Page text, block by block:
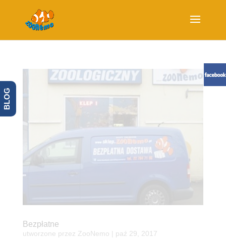
Bezpłatne
utworzone przez ZooNemo paź 29, 2017
BLOG